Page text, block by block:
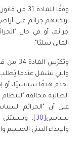
وفقًا
ارتكابهم جرائم على
جرائم، أو في حال
المالي سلبًا".
وتُكرّس
والتي تشمل عندما
يخدم هدفًا سياسيًا، أو
الطالبة مخالفة "للنظام
على أن "الجرائم
سياسي [30]
، ويستثني
والإيذاء البدني الجسيم